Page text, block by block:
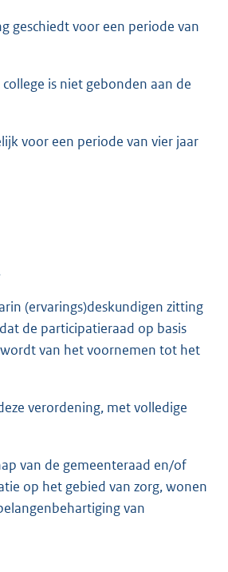
geschiedt voor een periode van
is niet gebonden aan de
voor een periode van vier jaar
(ervarings)deskundigen zitting
de participatieraad op basis
van het voornemen tot het
verordening, met volledige
van de gemeenteraad en/of
op het gebied van zorg, wonen
van